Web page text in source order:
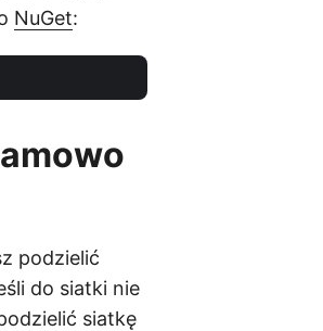
NuGet:
podzielić
do siatki nie
siatkę